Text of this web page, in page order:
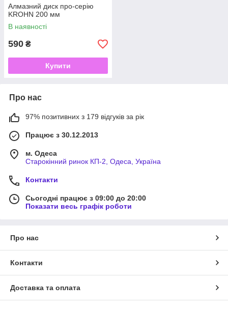
Алмазний диск про-серію
KROHN 200 мм
В наявності
590 ₴
Купити
Про нас
97% позитивних з 179 відгуків за рік
Працює з 30.12.2013
м. Одеса
Старокінний ринок КП-2, Одеса, Україна
Контакти
Сьогодні працює з 09:00 до 20:00
Показати весь графік роботи
Про нас
Контакти
Доставка та оплата